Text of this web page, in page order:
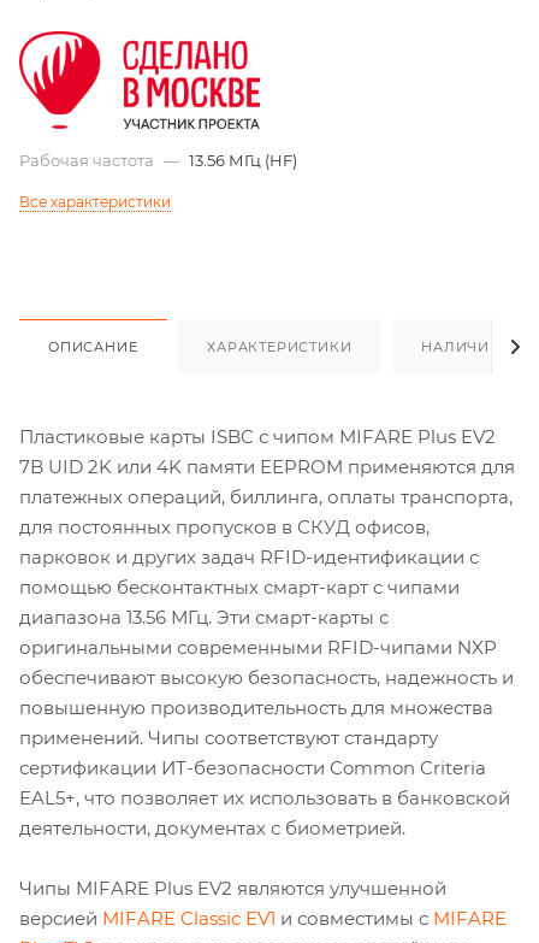
Рабочая частота — 13.56 МГц (HF)
Все характеристики
ОПИСАНИЕ ХАРАКТЕРИСТИКИ НАЛИЧИЕ
Пластиковые карты ISBC с чипом MIFARE Plus EV2
7B UID 2K или 4K памяти EEPROM применяются для
платежных операций, биллинга, оплаты транспорта,
для постоянных пропусков в СКУД офисов,
парковок и других задач RFID-идентификации с
помощью бесконтактных смарт-карт с чипами
диапазона 13.56 МГц. Эти смарт-карты с
оригинальными современными RFID-чипами NXP
обеспечивают высокую безопасность, надежность и
повышенную производительность для множества
применений. Чипы соответствуют стандарту
сертификации ИТ-безопасности Common Criteria
EAL5+, что позволяет их использовать в банковской
деятельности, документах с биометрией.
Чипы MIFARE Plus EV2 являются улучшенной
версией MIFARE Classic EV1 и совместимы с MIFARE